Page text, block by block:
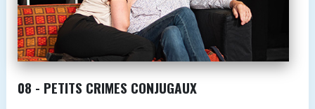
08 - PETITS CRIMES CONJUGAUX